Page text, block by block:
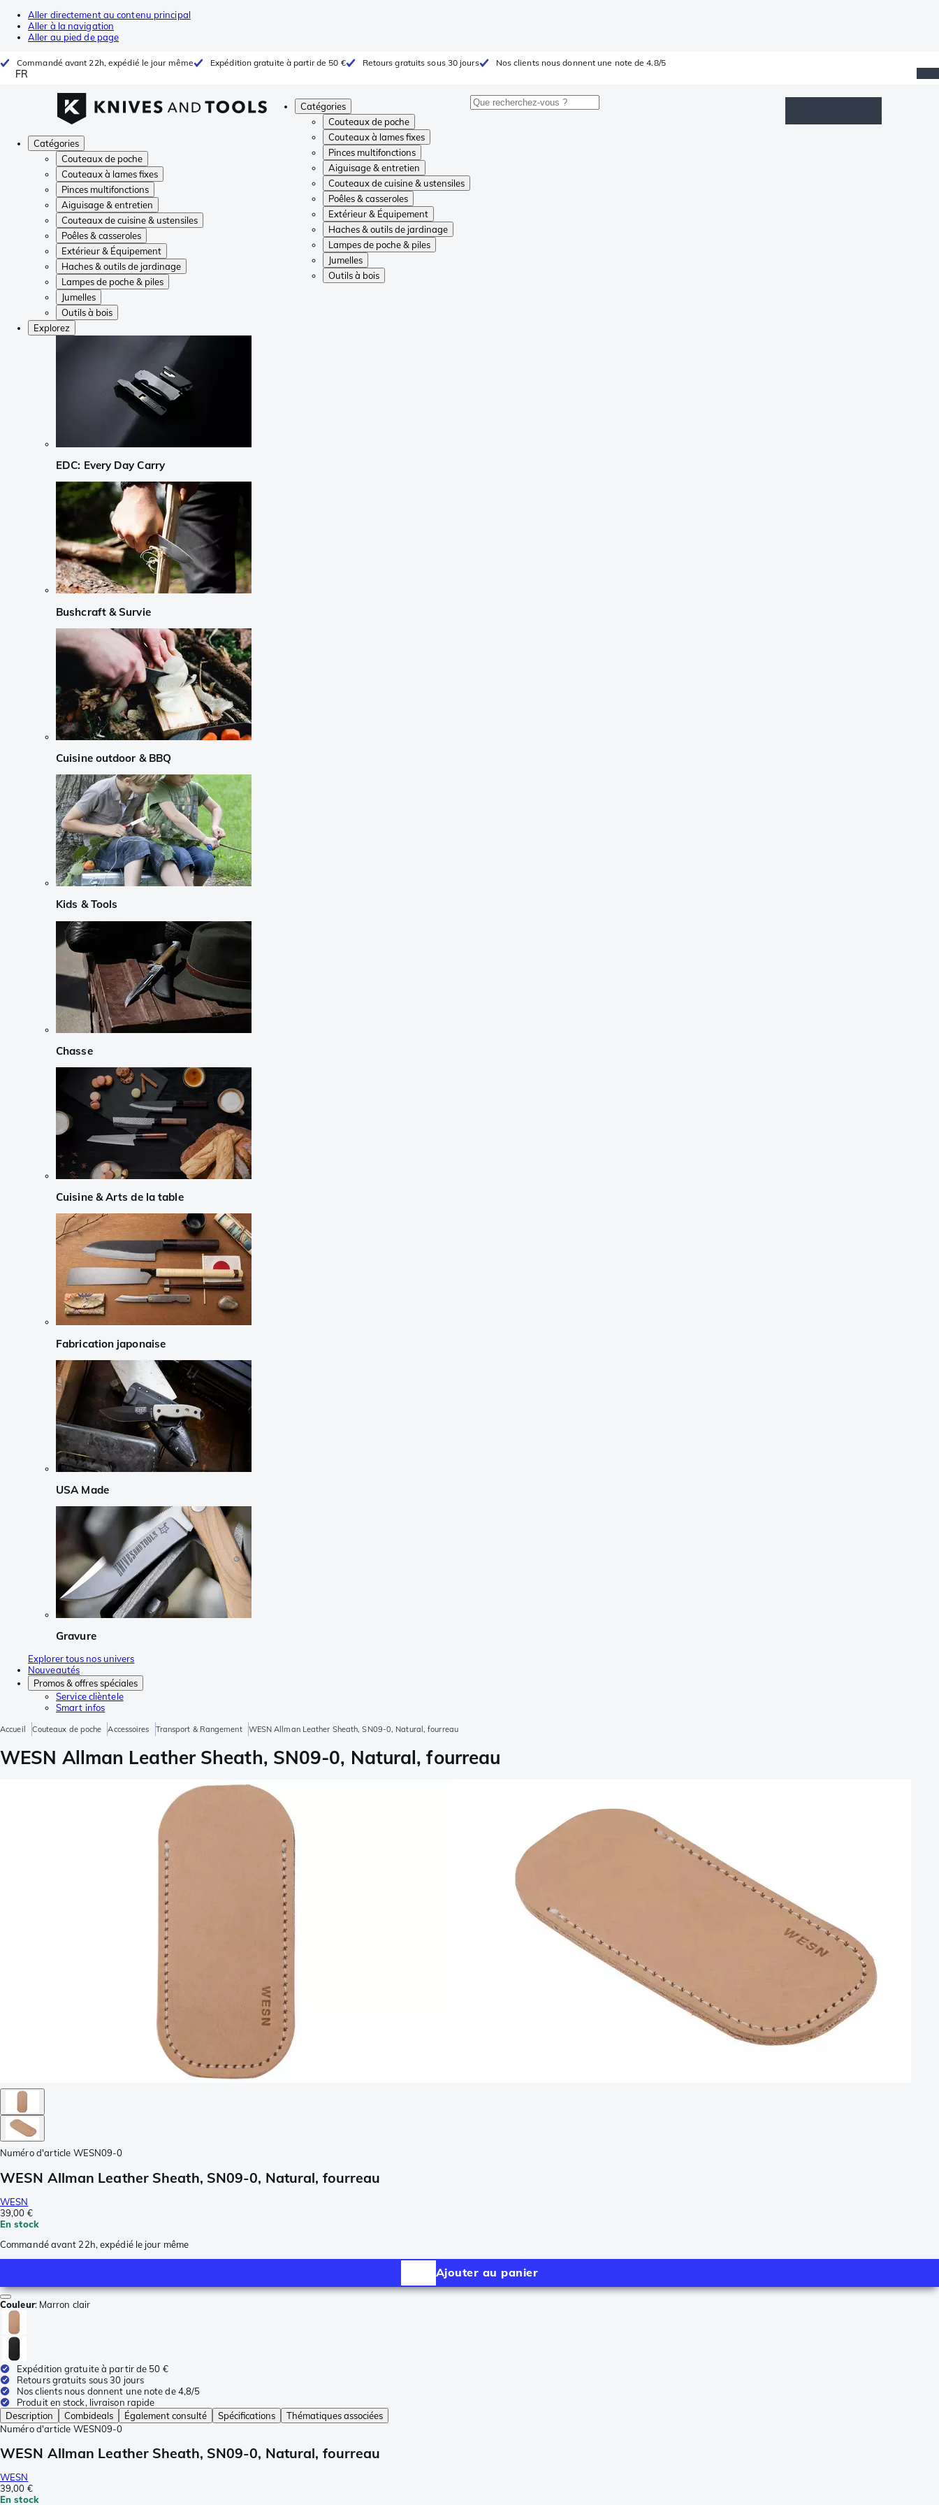
Aller directement au contenu principal
Aller à la navigation
Aller au pied de page
Commandé avant 22h, expédié le jour même Expédition gratuite à partir de 50 € Retours gratuits sous 30 jours Nos clients nous donnent une note de 4.8/5
FR
Catégories
Couteaux de poche
Couteaux à lames fixes
Pinces multifonctions
Aiguisage & entretien
Couteaux de cuisine & ustensiles
Poêles & casseroles
Extérieur & Équipement
Haches & outils de jardinage
Lampes de poche & piles
Jumelles
Outils à bois
Catégories
Couteaux de poche
Couteaux à lames fixes
Pinces multifonctions
Aiguisage & entretien
Couteaux de cuisine & ustensiles
Poêles & casseroles
Extérieur & Équipement
Haches & outils de jardinage
Lampes de poche & piles
Jumelles
Outils à bois
Explorez
EDC: Every Day Carry
Bushcraft & Survie
Cuisine outdoor & BBQ
Kids & Tools
Chasse
Cuisine & Arts de la table
Fabrication japonaise
USA Made
Gravure
Explorer tous nos univers
Nouveautés
Promos & offres spéciales
Service clièntele
Smart infos
Accueil Couteaux de poche Accessoires Transport & Rangement WESN Allman Leather Sheath, SN09-0, Natural, fourreau
WESN Allman Leather Sheath, SN09-0, Natural, fourreau
Numéro d'article WESN09-0
WESN Allman Leather Sheath, SN09-0, Natural, fourreau
WESN
39,00 €
En stock
Commandé avant 22h, expédié le jour même
Ajouter au panier
Couleur: Marron clair
Expédition gratuite à partir de 50 €
Retours gratuits sous 30 jours
Nos clients nous donnent une note de 4,8/5
Produit en stock, livraison rapide
Description
Combideals Également consulté Spécifications
Thématiques associées
Numéro d'article WESN09-0
WESN Allman Leather Sheath, SN09-0, Natural, fourreau
WESN
39,00 €
En stock